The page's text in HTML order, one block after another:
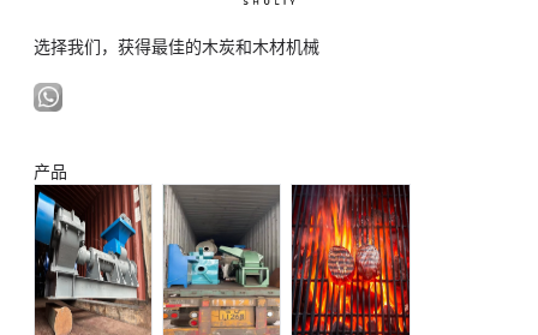
选择我们，获得最佳的木炭和木材机械
产品